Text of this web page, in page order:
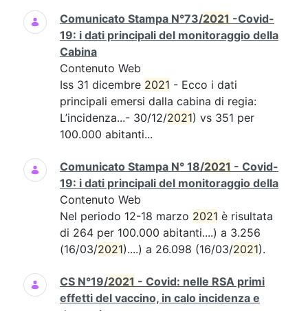
Comunicato Stampa N°73/2021 -Covid-
19: i dati principali del monitoraggio della
Cabina
Contenuto Web
Iss 31 dicembre 2021 - Ecco i dati
principali emersi dalla cabina di regia:
L’incidenza...- 30/12/2021) vs 351 per
100.000 abitanti...
Comunicato Stampa N° 18/2021 - Covid-
19: i dati principali del monitoraggio della
Contenuto Web
Nel periodo 12-18 marzo 2021 è risultata
di 264 per 100.000 abitanti....) a 3.256
(16/03/2021)....) a 26.098 (16/03/2021).
CS N°19/2021 - Covid: nelle RSA primi
effetti del vaccino, in calo incidenza e